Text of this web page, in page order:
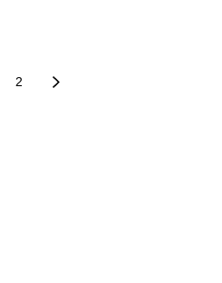
2